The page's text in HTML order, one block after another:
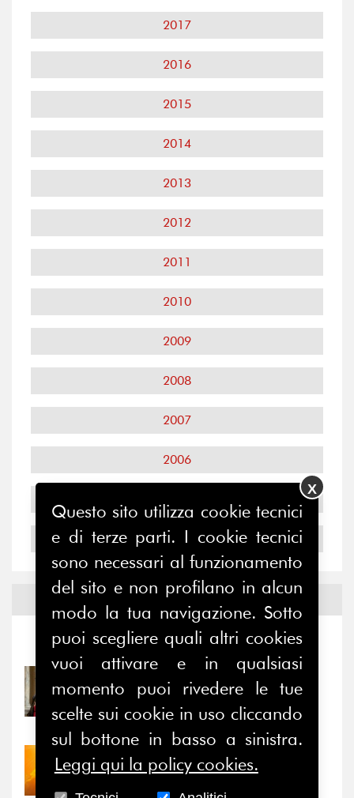
2017
2016
2015
2014
2013
2012
2011
2010
2009
2008
2007
2006
2004
Notizie ed
Notizie -Eventi
31/07/2026
Prima della pausa estiva,
il valore di...
30/07/2026
Nove anni dopo la
Questo sito utilizza cookie tecnici
e di terze parti. I cookie tecnici
sono necessari al funzionamento
del sito e non profilano in alcun
modo la tua navigazione. Sotto
puoi scegliere quali altri cookies
vuoi attivare e in qualsiasi
momento puoi rivedere le tue
scelte sui cookie in uso cliccando
sul bottone in basso a sinistra.
Leggi qui la policy cookies.
X